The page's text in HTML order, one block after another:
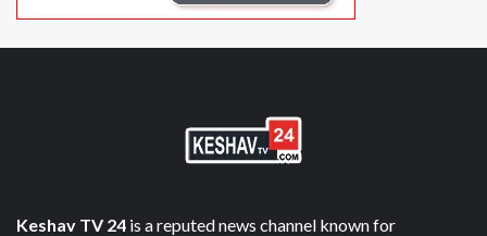
Keshav TV 24 is a reputed news channel known for